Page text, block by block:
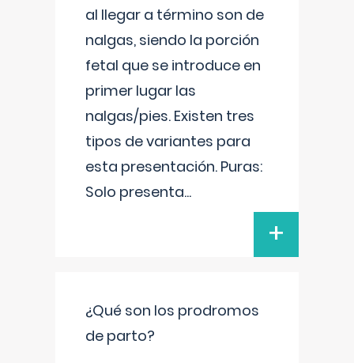
al llegar a término son de
nalgas, siendo la porción
fetal que se introduce en
primer lugar las
nalgas/pies. Existen tres
tipos de variantes para
esta presentación. Puras:
Solo presenta...
+
¿Qué son los prodromos
de parto?